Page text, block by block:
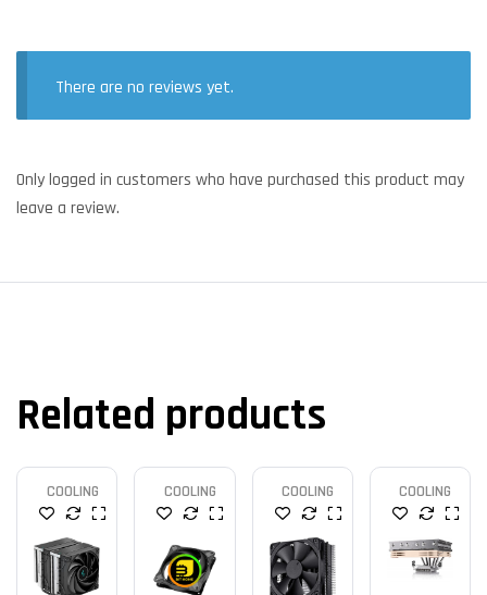
There are no reviews yet.
Only logged in customers who have purchased this product may
leave a review.
Related products
COOLING COOLING COOLING COOLING